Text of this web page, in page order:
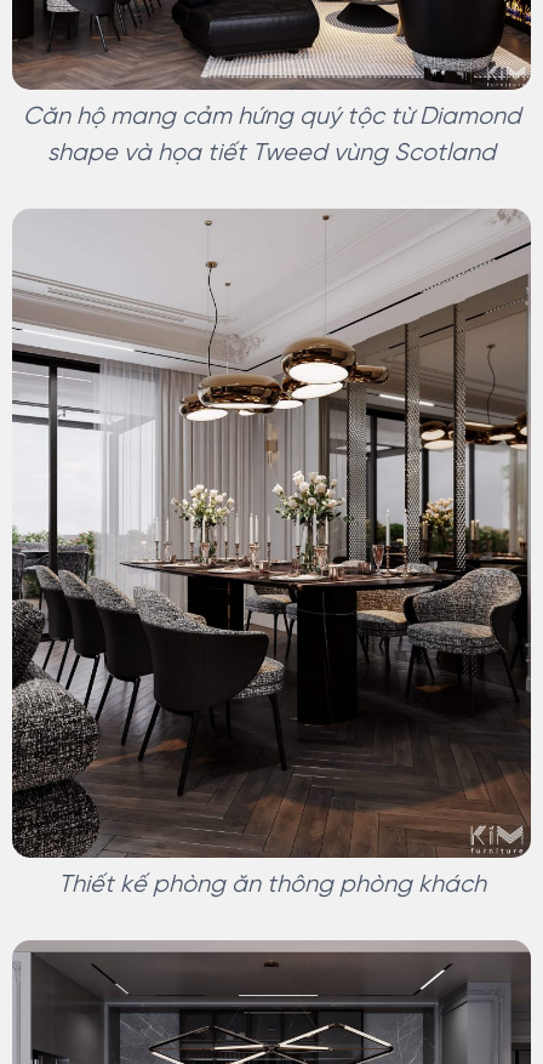
Căn hộ mang cảm hứng quý tộc từ Diamond
shape và họa tiết Tweed vùng Scotland
Thiết kế phòng ăn thông phòng khách